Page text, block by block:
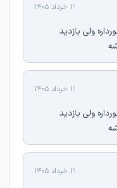
11 خرداد 1405
ولی بازدید
11 خرداد 1405
ولی بازدید
11 خرداد 1405